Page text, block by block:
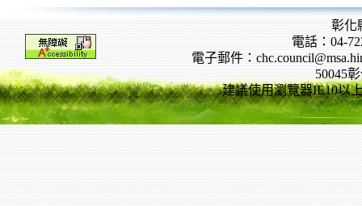
彰化
電話：04-
電子郵件：
50045
建議使用瀏覽器IE10以